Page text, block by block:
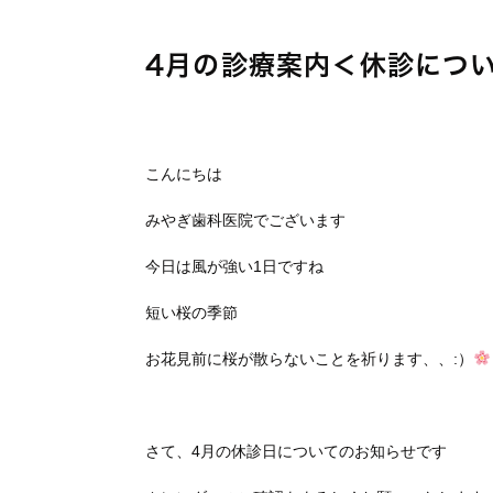
4月の診療案内＜休診につ
こんにちは
みやぎ歯科医院でございます
今日は風が強い1日ですね
短い桜の季節
お花見前に桜が散らないことを祈ります、、:）
さて、4月の休診日についてのお知らせです